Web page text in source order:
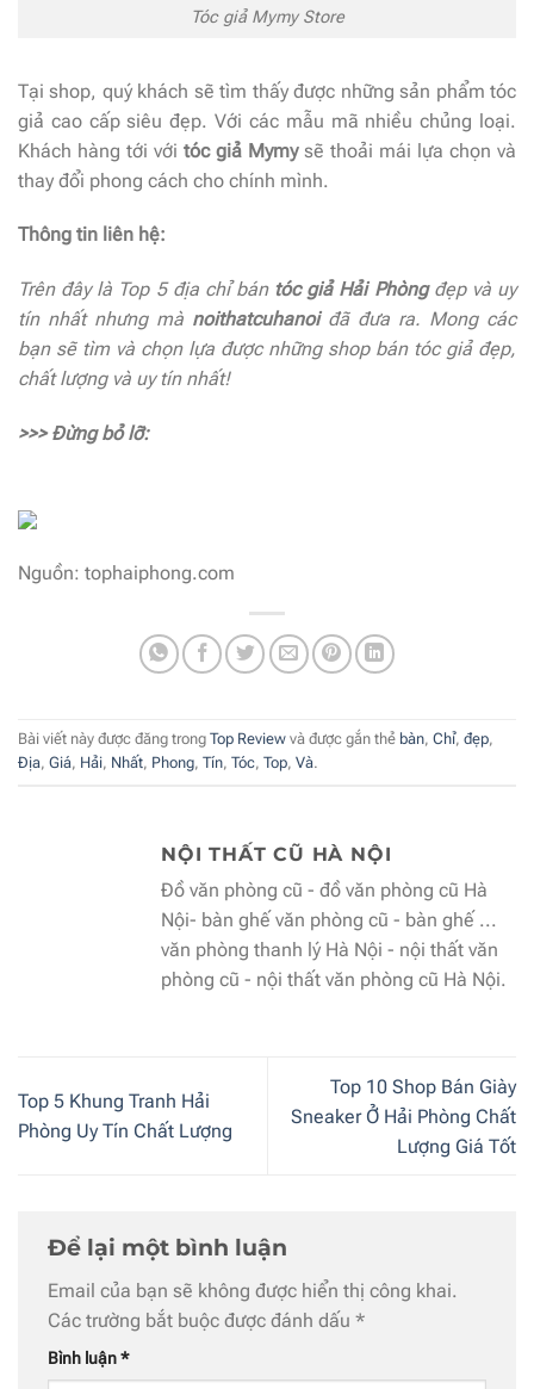
Tóc giả Mymy Store
Tại shop, quý khách sẽ tìm thấy được những sản phẩm tóc
giả cao cấp siêu đẹp. Với các mẫu mã nhiều chủng loại.
Khách hàng tới với tóc giả Mymysẽ thoải mái lựa chọn và
thay đổi phong cách cho chính mình.
Thông tin liên hệ:
Trên đây là Top 5 địa chỉ bán tóc giả Hải Phòngđẹp và uy
tín nhất nhưng mà noithatcuhanoi đã đưa ra. Mong các
bạn sẽ tìm và chọn lựa được những shop bán tóc giả đẹp,
chất lượng và uy tín nhất!
>>> Đừng bỏ lỡ:
Nguồn: tophaiphong.com
Bài viết này được đăng trong Top Review và được gắn thẻ bàn, Chỉ, đẹp,
Địa, Giá, Hải, Nhất, Phong, Tín, Tóc, Top, Và.
NỘI THẤT CŨ HÀ NỘI
Đồ văn phòng cũ - đồ văn phòng cũ Hà
Nội- bàn ghế văn phòng cũ - bàn ghế ...
văn phòng thanh lý Hà Nội - nội thất văn
phòng cũ - nội thất văn phòng cũ Hà Nội.
Top 5 Khung Tranh Hải
Phòng Uy Tín Chất Lượng
Top 10 Shop Bán Giày
Sneaker Ở Hải Phòng Chất
Lượng Giá Tốt
Để lại một bình luận
Email của bạn sẽ không được hiển thị công khai.
Các trường bắt buộc được đánh dấu *
Bình luận*